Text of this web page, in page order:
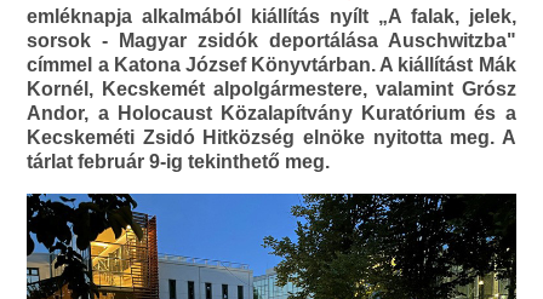
emléknapja alkalmából kiállítás nyílt „A falak, jelek,
sorsok - Magyar zsidók deportálása Auschwitzba"
címmel a Katona József Könyvtárban. A kiállítást Mák
Kornél, Kecskemét alpolgármestere, valamint Grósz
Andor, a Holocaust Közalapítvány Kuratórium és a
Kecskeméti Zsidó Hitközség elnöke nyitotta meg. A
tárlat február 9-ig tekinthető meg.